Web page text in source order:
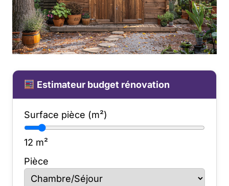
Estimateur budget rénovation
Surface pièce (m²)
12 m²
Pièce